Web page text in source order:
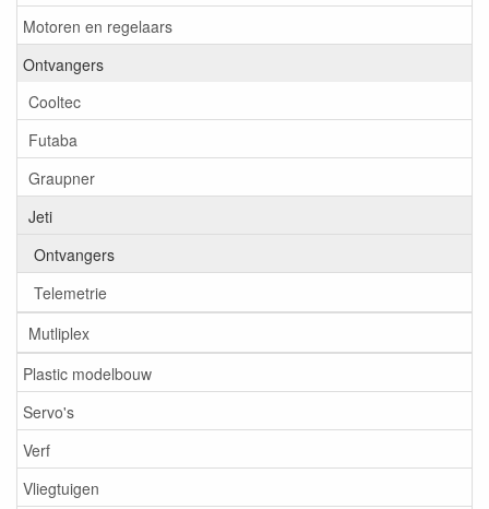
Motoren en regelaars
Ontvangers
Cooltec
Futaba
Graupner
Jeti
Ontvangers
Telemetrie
Mutliplex
Plastic modelbouw
Servo's
Verf
Vliegtuigen